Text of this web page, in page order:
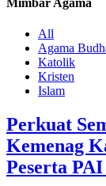
All
Agama
Katolik
Kristen
Islam
Perkuat
Kemenag
Peserta